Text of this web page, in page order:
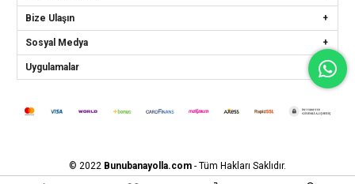
Bize Ulaşın
Sosyal Medya
Uygulamalar
© 2022 Bunubanayolla.com- Tüm Hakları Saklıdır.